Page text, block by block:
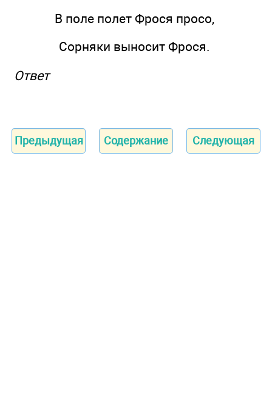
В поле полет Фрося просо,
Сорняки выносит Фрося.
Ответ
Предыдущая Содержание Следующая